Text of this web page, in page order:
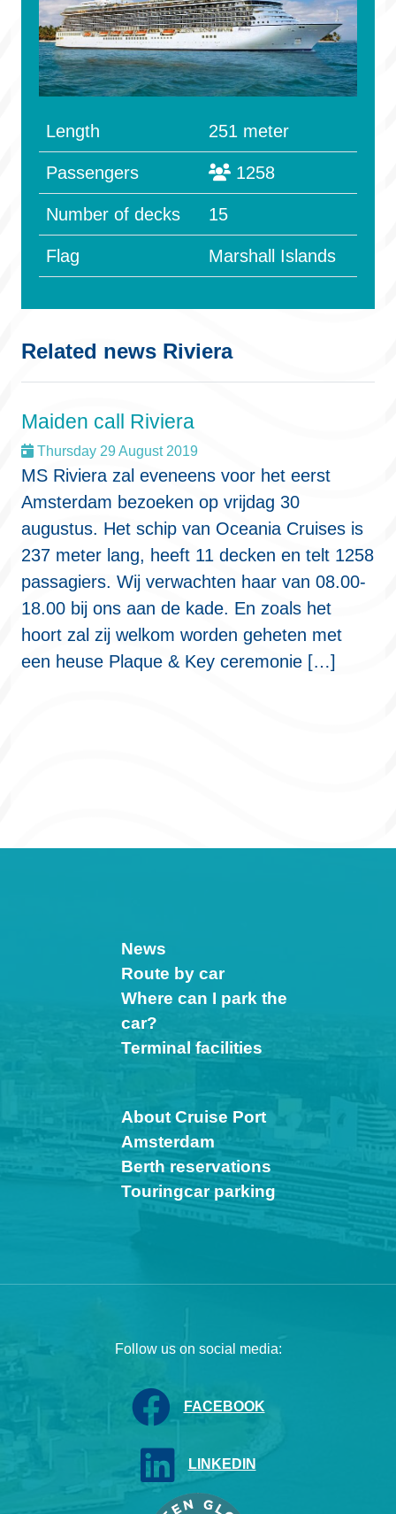
Length 251 meter
Passengers 1258
Number of decks 15
Flag Marshall Islands
Related news Riviera
Maiden call Riviera
Thursday 29 August 2019
MS Riviera zal eveneens voor het eerst
Amsterdam bezoeken op vrijdag 30
augustus. Het schip van Oceania Cruises is
237 meter lang, heeft 11 decken en telt 1258
passagiers. Wij verwachten haar van 08.00-
18.00 bij ons aan de kade. En zoals het
hoort zal zij welkom worden geheten met
een heuse Plaque & Key ceremonie […]
News
Route by car
Where can I park the
car?
Terminal facilities
About Cruise Port
Amsterdam
Berth reservations
Touringcar parking
Follow us on social media:
FACEBOOK
LINKEDIN